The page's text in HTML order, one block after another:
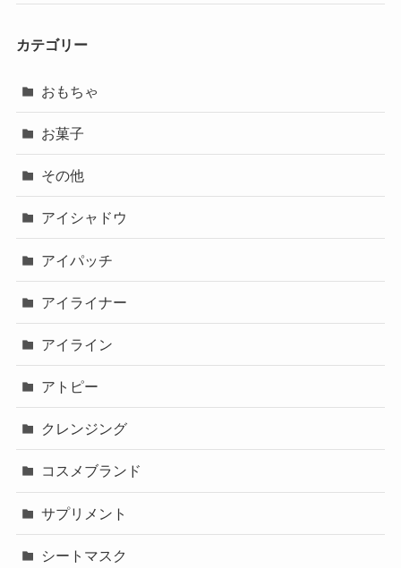
カテゴリー
おもちゃ
お菓子
その他
アイシャドウ
アイパッチ
アイライナー
アイライン
アトピー
クレンジング
コスメブランド
サプリメント
シートマスク